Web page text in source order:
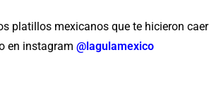
platillos mexicanos que te hicieron caer
en instagram @lagulamexico